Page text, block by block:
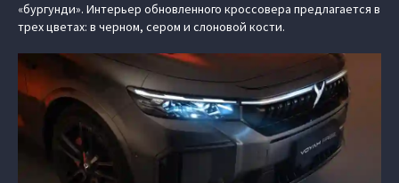
«бургунди». Интерьер обновленного кроссовера предлагается в
трех цветах: в черном, сером и слоновой кости.